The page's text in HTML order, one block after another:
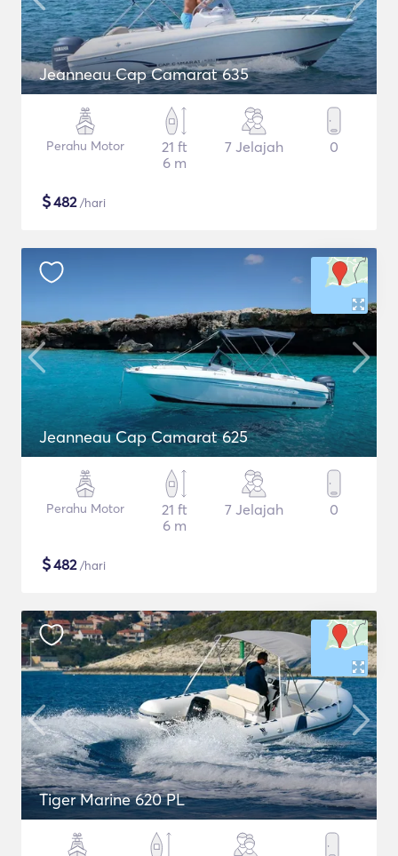
Jeanneau Cap Camarat 635
Perahu Motor
21 ft
6 m
7 Jelajah 0
$482/hari
Jeanneau Cap Camarat 625
Perahu Motor
21 ft
6 m
7 Jelajah 0
$482/hari
Tiger Marine 620 PL